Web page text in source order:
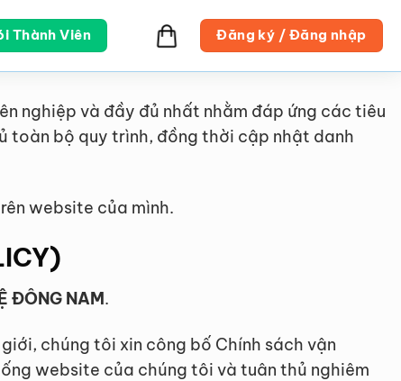
Thành Viên Đăng ký / Đăng nhập
nghiệp và đầy đủ nhất nhằm đáp ứng các tiêu
toàn bộ quy trình, đồng thời cập nhật danh
website của mình.
ĐÔNG NAM.
chúng tôi xin công bố Chính sách vận
website của chúng tôi và tuân thủ nghiêm